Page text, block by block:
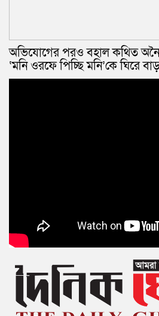
অভিযোগের পরও বহাল কথিত
‘মনি ওরফে পিচ্ছি মনি’কে ঘিরে